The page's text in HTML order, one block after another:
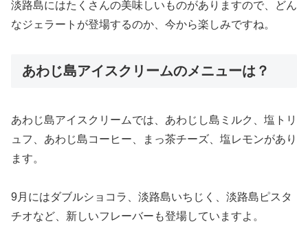
淡路島にはたくさんの美味しいものがありますので、どん
なジェラートが登場するのか、今から楽しみですね。
あわじ島アイスクリームのメニューは？
あわじ島アイスクリームでは、あわじし島ミルク、塩トリ
ュフ、あわじ島コーヒー、まっ茶チーズ、塩レモンがあり
ます。
9月にはダブルショコラ、淡路島いちじく、淡路島ピスタ
チオなど、新しいフレーバーも登場していますよ。